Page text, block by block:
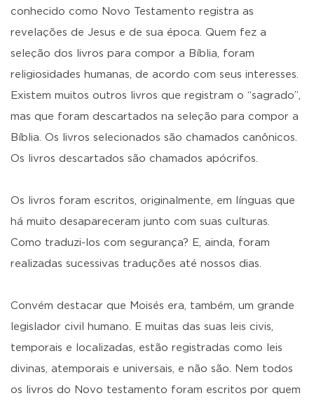
conhecido como Novo Testamento registra as
revelações de Jesus e de sua época. Quem fez a
seleção dos livros para compor a Bíblia, foram
religiosidades humanas, de acordo com seus interesses.
Existem muitos outros livros que registram o “sagrado”,
mas que foram descartados na seleção para compor a
Bíblia. Os livros selecionados são chamados canônicos.
Os livros descartados são chamados apócrifos.
Os livros foram escritos, originalmente, em línguas que
há muito desapareceram junto com suas culturas.
Como traduzi-los com segurança? E, ainda, foram
realizadas sucessivas traduções até nossos dias.
Convém destacar que Moisés era, também, um grande
legislador civil humano. E muitas das suas leis civis,
temporais e localizadas, estão registradas como leis
divinas, atemporais e universais, e não são. Nem todos
os livros do Novo testamento foram escritos por quem